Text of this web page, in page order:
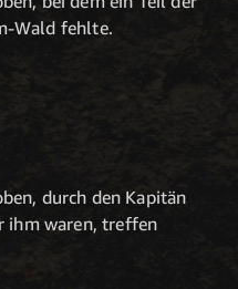
Wald fehlte.
durch den Kapitän
ihm waren, treffen